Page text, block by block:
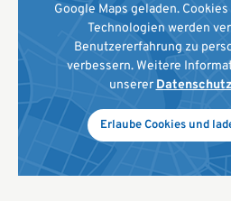
Google Maps geladen.
Technologien werden
Benutzererfahrung zu
verbessern. Weitere
unserer
Erlaube Cookies und